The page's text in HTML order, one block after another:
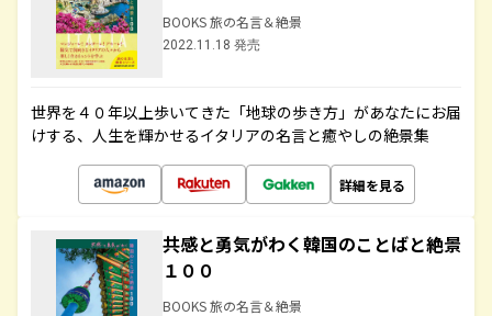
BOOKS 旅の名言＆絶景
2022.11.18 発売
世界を４０年以上歩いてきた「地球の歩き方」があなたにお届
けする、人生を輝かせるイタリアの名言と癒やしの絶景集
詳細を見る
共感と勇気がわく韓国のことばと絶景
１００
BOOKS 旅の名言＆絶景